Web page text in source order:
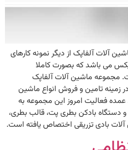
آلات آلفاپک از دیگر نمونه کارهای
می باشد که بصورت کاملا
مجموعه ماشین آلات آلفاپک
زمینه تامین و فروش انواع ماشین
فعالیت امروز این مجموعه به
بادکن بطری پت، قالب بطری،
بادی تزریقی اختصاص یافته است.